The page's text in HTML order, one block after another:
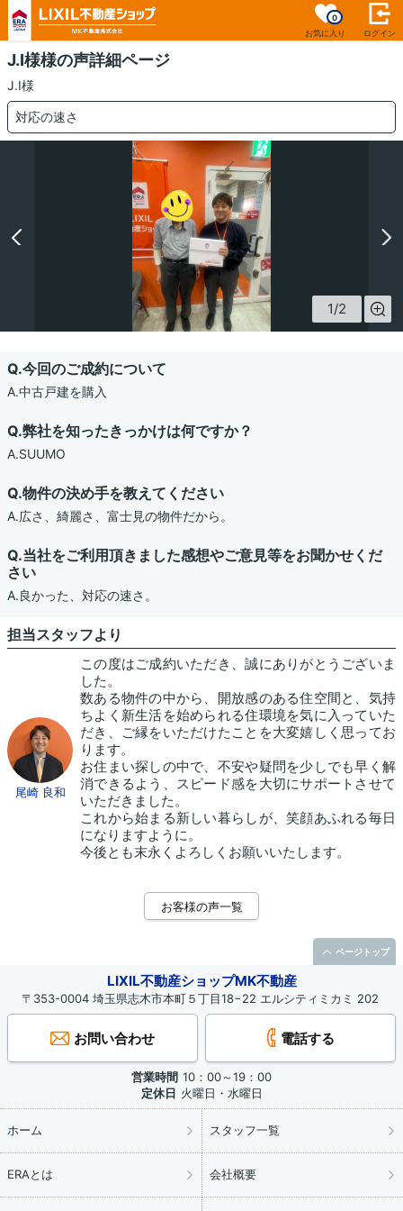
お気に入り
0
ログイン
J.I様様の声詳細ページ
J.I様
対応の速さ
1/2
Q.今回のご成約について
A.中古戸建を購入
Q.弊社を知ったきっかけは何ですか？
A.SUUMO
Q.物件の決め手を教えてください
A.広さ、綺麗さ、富士見の物件だから。
Q.当社をご利用頂きました感想やご意見等をお聞かせくだ
さい
A.良かった、対応の速さ。
担当スタッフより
尾崎 良和
この度はご成約いただき、誠にありがとうございま
した。
数ある物件の中から、開放感のある住空間と、気持
ちよく新生活を始められる住環境を気に入っていた
だき、ご縁をいただけたことを大変嬉しく思ってお
ります。
お住まい探しの中で、不安や疑問を少しでも早く解
消できるよう、スピード感を大切にサポートさせて
いただきました。
これから始まる新しい暮らしが、笑顔あふれる毎日
になりますように。
今後とも末永くよろしくお願いいたします。
お客様の声一覧
LIXIL不動産ショップMK不動産
〒353-0004 埼玉県志木市本町５丁目18−22 エルシティミカミ 202
お問い合わせ 電話する
営業時間 10：00～19：00
定休日 火曜日・水曜日
ホーム スタッフ一覧
ERAとは 会社概要
ページトップ